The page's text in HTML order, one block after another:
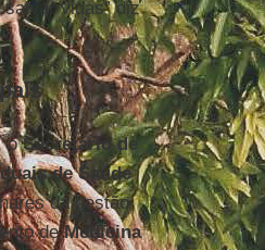
vidas” diz
oSecretário de
de Saúde
da gestão
deMedicina